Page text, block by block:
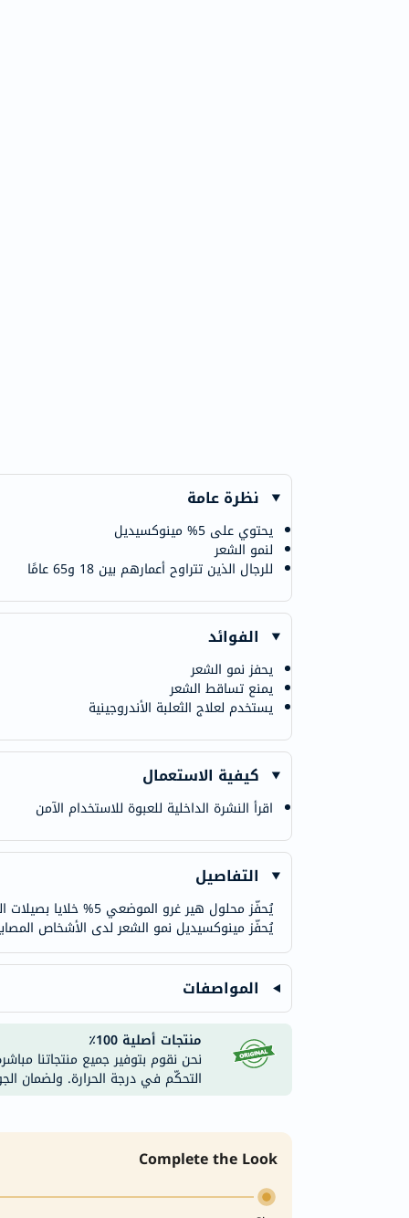
نظرة عامة
يحتوي على 5% مينوكسيديل
لنمو الشعر
للرجال الذين تتراوح أعمارهم بين 18 و65 عامًا
الفوائد
يحفز نمو الشعر
يمنع تساقط الشعر
يستخدم لعلاج الثعلبة الأندروجينية
كيفية الاستعمال
اقرأ النشرة الداخلية للعبوة للاستخدام الآمن
التفاصيل
يُحفّز مينوكسيديل نمو الشعر لدى الأشخاص المصابين بالثعلبة الأندروجينية.
المواصفات
منتجات أصلية 100٪
نحن نقوم بتوفير جميع منتجاتنا
التحكّم في درجة الحرارة. ولضمان
Complete the Look